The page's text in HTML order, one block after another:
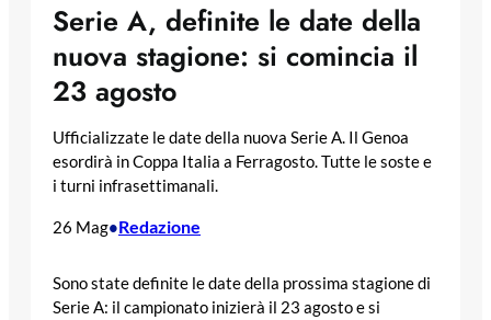
Serie A, definite le date della
nuova stagione: si comincia il
23 agosto
Ufficializzate le date della nuova Serie A. Il Genoa
esordirà in Coppa Italia a Ferragosto. Tutte le soste e
i turni infrasettimanali.
26 Mag•Redazione
Sono state definite le date della prossima stagione di
Serie A: il campionato inizierà il 23 agosto e si